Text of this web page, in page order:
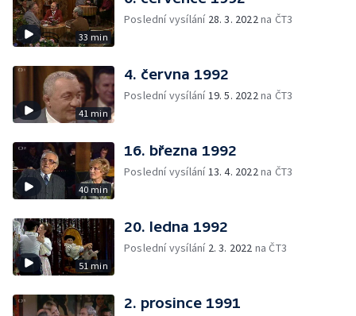
33 min
Poslední vysílání 28. 3. 2022na ČT3
41 min
4. června 1992
Poslední vysílání19. 5. 2022na ČT3
40 min
16. března 1992
Poslední vysílání13. 4. 2022na ČT3
51 min
20. ledna 1992
Poslední vysílání 2. 3. 2022 na ČT3
2. prosince 1991